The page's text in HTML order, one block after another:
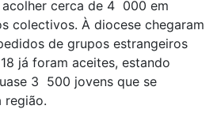
cerca de 4 000 em
colectivos. À diocese chegaram
de grupos estrangeiros
já foram aceites, estando
3 500 jovens que se
região.